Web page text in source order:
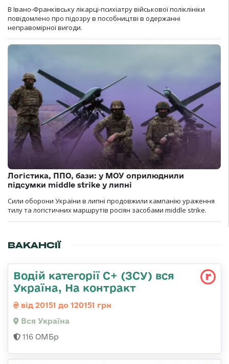
В Івано-Франківську лікарці-психіатру військової поліклініки
повідомлено про підозру в пособництві в одержанні
неправомірної вигоди.
Логістика, ППО, бази: у МОУ оприлюднили
підсумки middle strike у липні
Сили оборони України в липні продовжили кампанію ураження
тилу та логістичних маршрутів росіян засобами middle strike.
ВАКАНСІЇ
Водій категорії С+ (ЗСУ) вся
Україна, На контракт
від 20151 до 120151 грн
Вся Україна
116 ОМБр